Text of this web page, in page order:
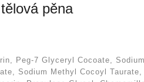
pěna
Peg-7 Glyceryl Cocoate,
Sodium Methyl Cocoyl